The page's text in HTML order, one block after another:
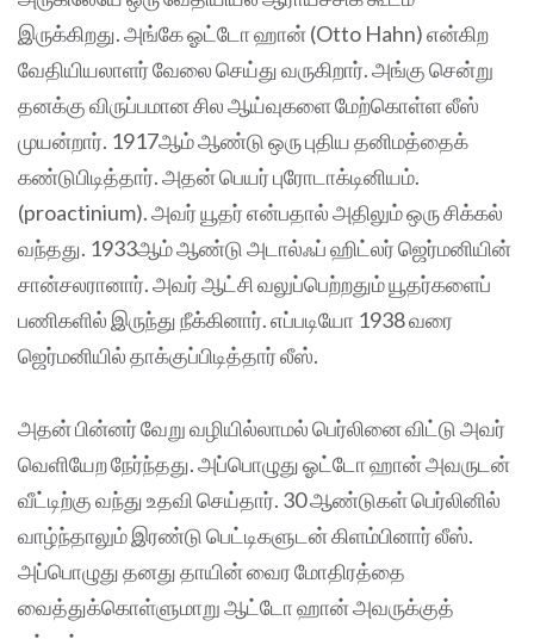
இருக்கிறது. அங்கே ஓட்டோ ஹான் (Otto Hahn) என்கிற
வேதியியலாளர் வேலை செய்து வருகிறார். அங்கு சென்று
தனக்கு விருப்பமான சில ஆய்வுகளை மேற்கொள்ள லீஸ்
முயன்றார். 1917ஆம் ஆண்டு ஒரு புதிய தனிமத்தைக்
கண்டுபிடித்தார். அதன் பெயர் புரோடாக்டினியம்.
(proactinium). அவர் யூதர் என்பதால் அதிலும் ஒரு சிக்கல்
வந்தது. 1933ஆம் ஆண்டு அடால்ஃப் ஹிட்லர் ஜெர்மனியின்
சான்சலரானார். அவர் ஆட்சி வலுப்பெற்றதும் யூதர்களைப்
பணிகளில் இருந்து நீக்கினார். எப்படியோ 1938 வரை
ஜெர்மனியில் தாக்குப்பிடித்தார் லீஸ்.
அதன் பின்னர் வேறு வழியில்லாமல் பெர்லினை விட்டு அவர்
வெளியேற நேர்ந்தது. அப்பொழுது ஓட்டோ ஹான் அவருடன்
வீட்டிற்கு வந்து உதவி செய்தார். 30 ஆண்டுகள் பெர்லினில்
வாழ்ந்தாலும் இரண்டு பெட்டிகளுடன் கிளம்பினார் லீஸ்.
அப்பொழுது தனது தாயின் வைர மோதிரத்தை
வைத்துக்கொள்ளுமாறு ஆட்டோ ஹான் அவருக்குத்